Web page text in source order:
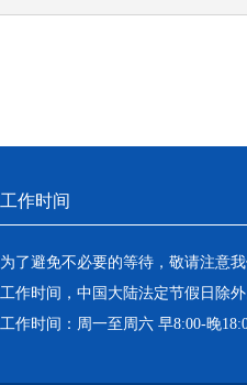
工作时间
为了避免不必要的等待，敬请注意
工作时间，中国大陆法定节假日除外
工作时间：周一至周六 早8:00-晚